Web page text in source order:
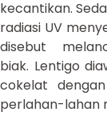
kecantikan.
radiasi UV
disebut
biak. Lentigo
cokelat
perlahan-lahan